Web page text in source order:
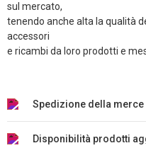
sul mercato,
tenendo anche alta la qualità
accessori
e ricambi da loro prodotti e
Spedizione della merce
Disponibilità prodotti